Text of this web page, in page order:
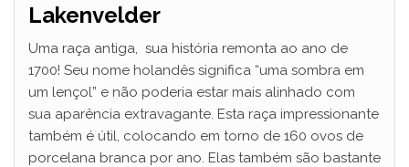
Lakenvelder
Uma raça antiga, sua história remonta ao ano de
1700! Seu nome holandês significa “uma sombra em
um lençol” e não poderia estar mais alinhado com
sua aparência extravagante. Esta raça impressionante
também é útil, colocando em torno de 160 ovos de
porcelana branca por ano. Elas também são bastante